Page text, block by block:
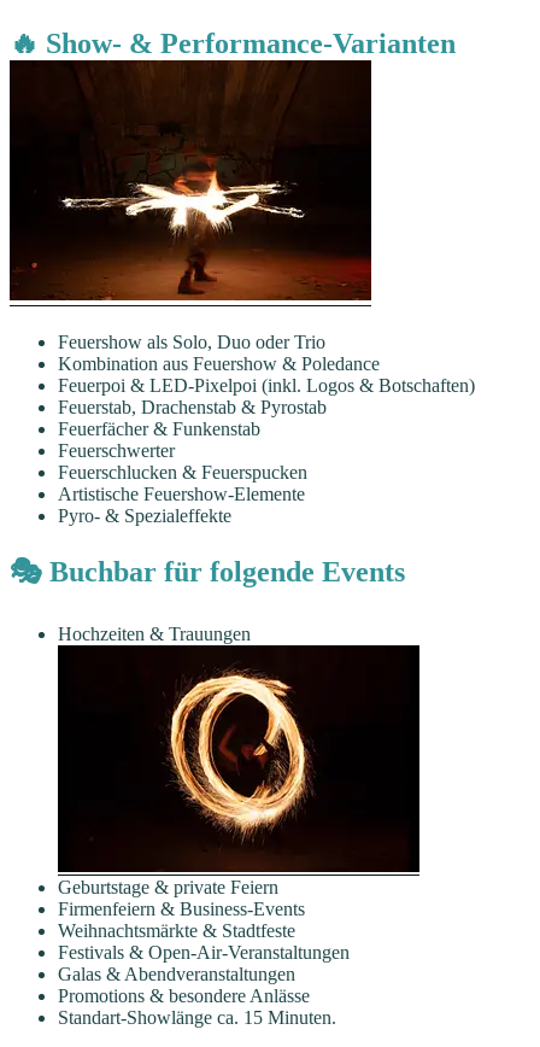
🔥 Show- & Performance-Varianten
Feuershow als Solo, Duo oder Trio
Kombination aus Feuershow & Poledance
Feuerpoi & LED-Pixelpoi (inkl. Logos & Botschaften)
Feuerstab, Drachenstab & Pyrostab
Feuerfächer & Funkenstab
Feuerschwerter
Feuerschlucken & Feuerspucken
Artistische Feuershow-Elemente
Pyro- & Spezialeffekte
🎭 Buchbar für folgende Events
Hochzeiten & Trauungen
Geburtstage & private Feiern
Firmenfeiern & Business-Events
Weihnachtsmärkte & Stadtfeste
Festivals & Open-Air-Veranstaltungen
Galas & Abendveranstaltungen
Promotions & besondere Anlässe
Standart-Showlänge ca. 15 Minuten.